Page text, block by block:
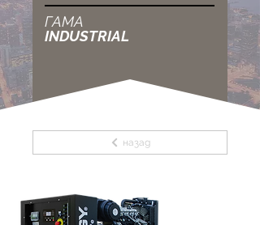
ГАМА
INDUSTRIAL
назад